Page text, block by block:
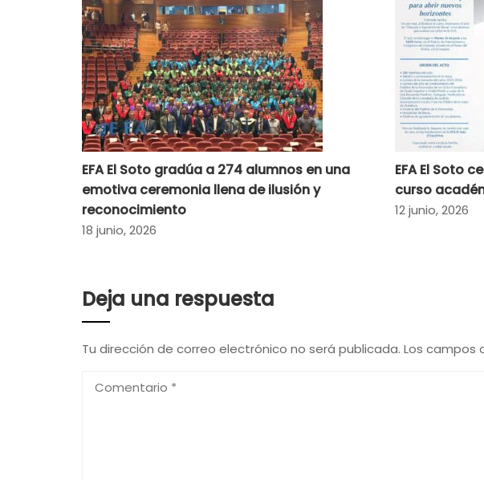
EFA El Soto gradúa a 274 alumnos en una
emotiva ceremonia llena de ilusión y
reconocimiento
18 junio, 2026
EFA El Soto
curso
12 junio, 2026
Deja una respuesta
Tu dirección de correo electrónico no será publicada. Los campos